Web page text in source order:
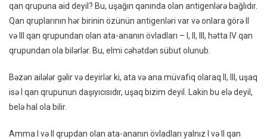
qan qrupuna aid deyil? Bu, uşağın qanında olan antigenlərə bağlıdır.
Qan qruplarının hər birinin özünün antigenləri var və onlara görə II
və III qan qrupundan olan ata-ananın övladları – I, II, III, hətta IV qan
qrupundan ola bilərlər. Bu, elmi cəhətdən sübut olunub.
Bəzən ailələr gəlir və deyirlər ki, ata və ana müvafiq olaraq II, III, uşaq
isə I qan qrupunun daşıyıcısıdır, uşaq bizim deyil. Lakin bu elə deyil,
belə hal ola bilir.
Amma I və II qrupdan olan ata-ananın övladları yalnız I və II qan